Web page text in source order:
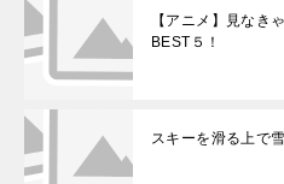
【アニメ】見なき
BEST５！
スキーを滑る上で